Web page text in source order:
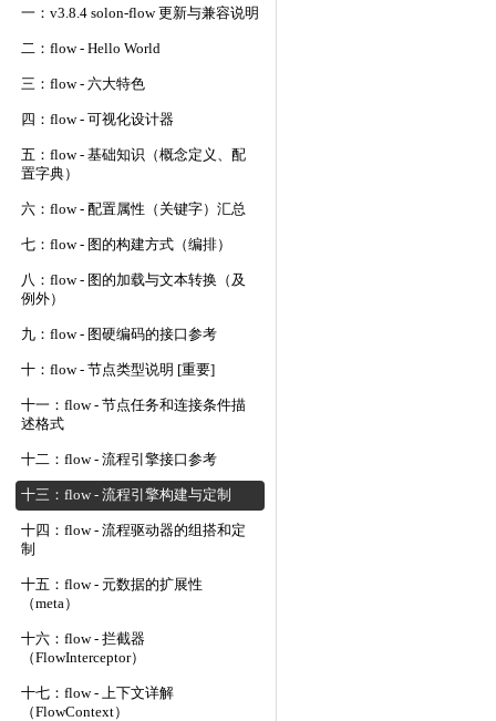
一：v3.8.4 solon-flow 更新与兼容说明
二：flow - Hello World
三：flow - 六大特色
四：flow - 可视化设计器
五：flow - 基础知识（概念定义、配
置字典）
六：flow - 配置属性（关键字）汇总
七：flow - 图的构建方式（编排）
八：flow - 图的加载与文本转换（及
例外）
九：flow - 图硬编码的接口参考
十：flow - 节点类型说明 [重要]
十一：flow - 节点任务和连接条件描
述格式
十二：flow - 流程引擎接口参考
十三：flow - 流程引擎构建与定制
十四：flow - 流程驱动器的组搭和定
制
十五：flow - 元数据的扩展性
（meta）
十六：flow - 拦截器
（FlowInterceptor）
十七：flow - 上下文详解
（FlowContext）